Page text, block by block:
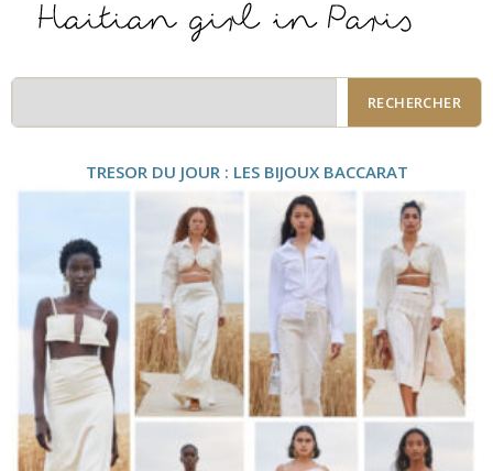
RECHERCHER
TRESOR DU JOUR : LES BIJOUX BACCARAT